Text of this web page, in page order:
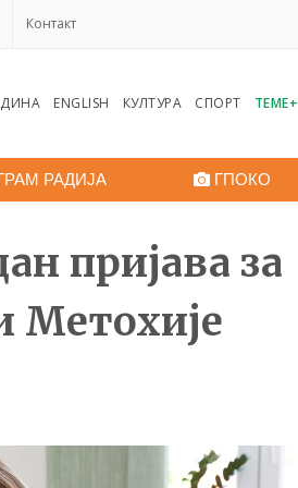
Контакт
ENGLISH КУЛТУРА СПОРТ ТЕМЕ+
РАДИЈА ГПОКО
пријава за
Метохије